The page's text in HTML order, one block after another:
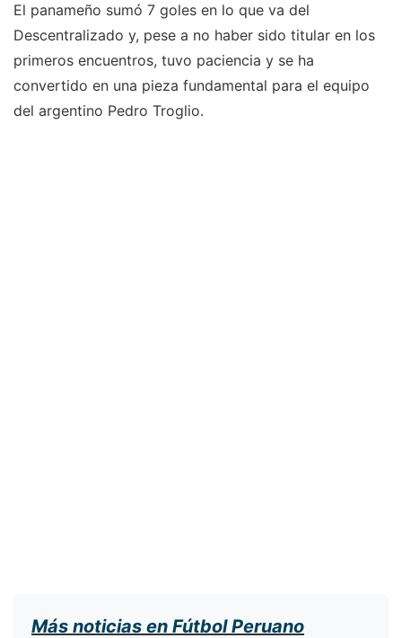
El panameño sumó 7 goles en lo que va del
Descentralizado y, pese a no haber sido titular en los
primeros encuentros, tuvo paciencia y se ha
convertido en una pieza fundamental para el equipo
del argentino Pedro Troglio.
Más noticias en Fútbol Peruano